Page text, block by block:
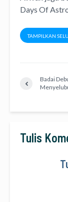
Days Of
TAMPILKAN
Badai
Tulis